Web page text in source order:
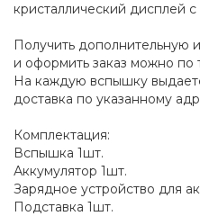
кристаллический дисплей
Получить дополнительную
и оформить заказ можно
На каждую вспышку
доставка по указанному
Комплектация:
Вспышка 1шт.
Аккумулятор 1шт.
Зарядное устройство для
Подставка 1шт.